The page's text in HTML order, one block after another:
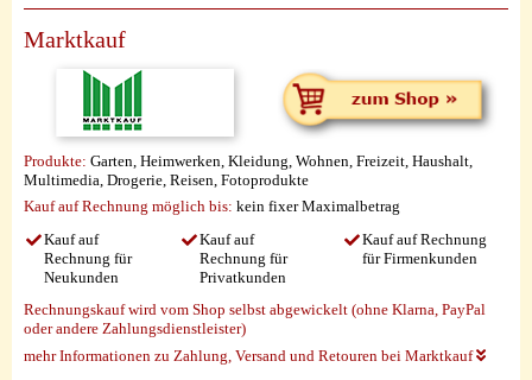
Marktkauf
Produkte: Garten, Heimwerken, Kleidung, Wohnen, Freizeit, Haushalt,
Multimedia, Drogerie, Reisen, Fotoprodukte
Kauf auf Rechnung möglich bis: kein fixer Maximalbetrag
Kauf auf
Rechnung für
Neukunden
Kauf auf
Rechnung für
Privatkunden
Kauf auf Rechnung
für Firmenkunden
Rechnungskauf wird vom Shop selbst abgewickelt (ohne Klarna, PayPal
oder andere Zahlungsdienstleister)
mehr Informationen zu Zahlung, Versand und Retouren bei Marktkauf